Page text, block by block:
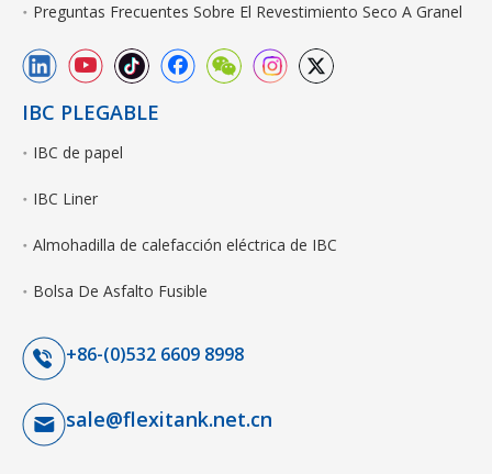
Preguntas Frecuentes Sobre El Revestimiento Seco A Granel
IBC PLEGABLE
IBC de papel
IBC Liner
Almohadilla de calefacción eléctrica de IBC
Bolsa De Asfalto Fusible
+86-(0)532 6609 8998
sale@flexitank.net.cn